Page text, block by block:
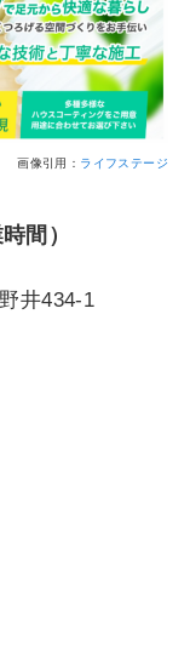
画像引用： ライフステージ
間）
井434-1